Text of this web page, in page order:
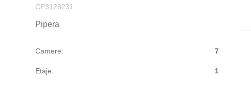
CP3128231
Pipera
Camere: 7
Etaje: 1